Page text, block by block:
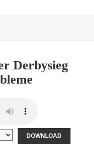
Schöne Grüße von Mallorca eine
Derbysieg
DOWNLOAD